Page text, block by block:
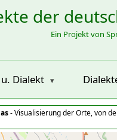
der
Ein Projekt von
Dialekt
- Visualisierung der Orte, von